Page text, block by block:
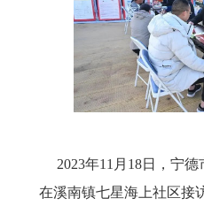
2023年11月18日，宁
在溪南镇七星海上社区接